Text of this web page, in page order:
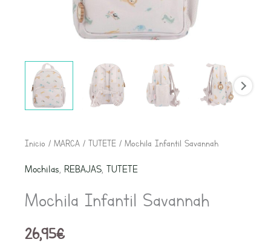
Inicio / MARCA/ TUTETE/ Mochila Infantil Savannah
Mochilas, REBAJAS, TUTETE
Mochila Infantil Savannah
26,95€
Mochila
cantidad